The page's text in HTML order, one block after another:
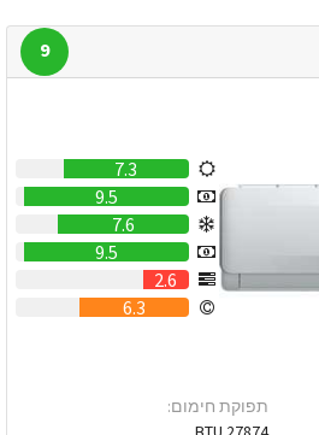
9
7.3
9.5
7.6
9.5
2.6
6.3
תפוקת חימום: